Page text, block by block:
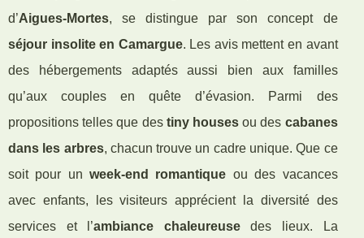
d’Aigues-Mortes, se distingue par son concept de
séjour insolite en Camargue. Les avis mettent en avant
des hébergements adaptés aussi bien aux familles
qu’aux couples en quête d’évasion. Parmi des
propositions telles que des tiny houses ou des cabanes
dans les arbres, chacun trouve un cadre unique. Que ce
soit pour unweek-end romantique ou des vacances
avec enfants, les visiteurs apprécient la diversité des
services et l’ambiance chaleureusedes lieux. La